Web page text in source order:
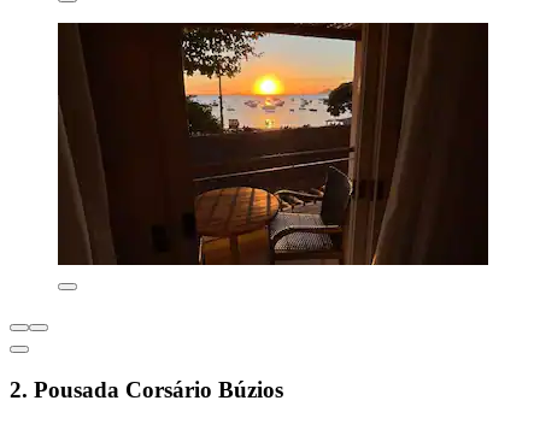
2. Pousada Corsário Búzios